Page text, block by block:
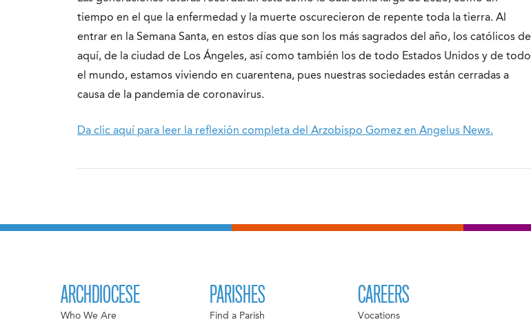
tiempo en el que la enfermedad y la muerte oscurecieron de repente toda la tierra. Al
entrar en la Semana Santa, en estos días que son los más sagrados del año, los católicos de
aquí, de la ciudad de Los Ángeles, así como también los de todo Estados Unidos y de todo
el mundo, estamos viviendo en cuarentena, pues nuestras sociedades están cerradas a
causa de la pandemia de coronavirus.
Da clic aquí para leer la reflexión completa del Arzobispo Gomez en Angelus News.
ARCHDIOCESE
Who We Are
PARISHES
Find a Parish
CAREERS
Vocations